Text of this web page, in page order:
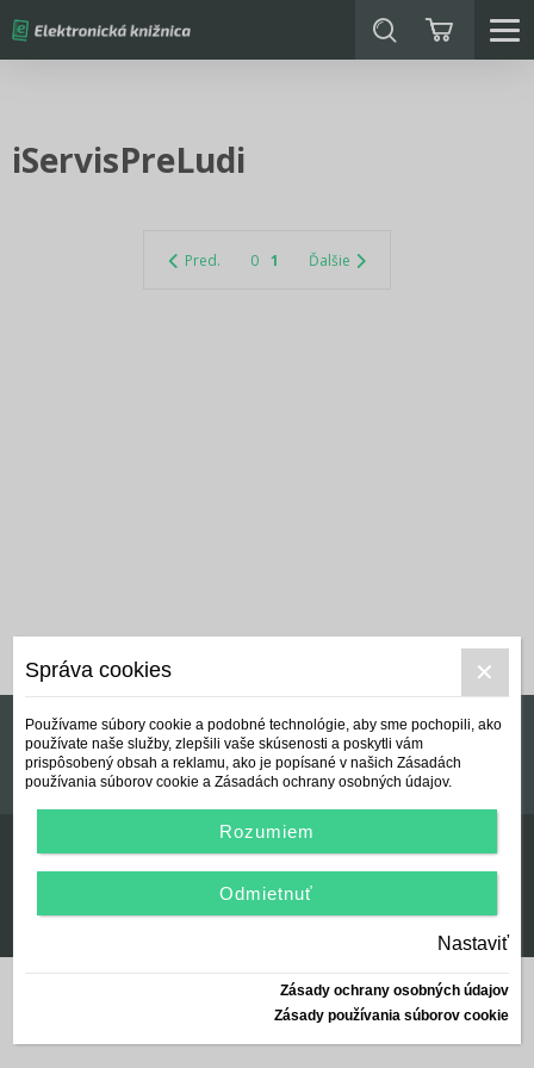
iServisPreLudi
Pred. 0 1 Ďalšie
Manuál používania a Všeobecné podmienky
© Centrálna nezisková spoločnosť | since 2012
created by:AZARA, s.r.o.2026
Správa cookies
Používame súbory cookie a podobné technológie, aby sme pochopili, ako
používate naše služby, zlepšili vaše skúsenosti a poskytli vám
prispôsobený obsah a reklamu, ako je popísané v našich Zásadách
používania súborov cookie a Zásadách ochrany osobných údajov.
Rozumiem
Odmietnuť
Nastaviť
Zásady ochrany osobných údajov
Zásady používania súborov cookie